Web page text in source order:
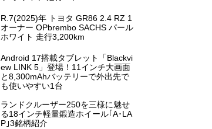
R.7(2025)年 トヨタ GR86 2.4 RZ 1
オーナー OPbrembo SACHS パール
ホワイト 走行3,200km
Android 17搭載タブレット「Blackvi
ew LINK 5」登場！11インチ大画面
と8,300mAhバッテリーで外出先で
も使いやすい1台
ランドクルーザー250を三様に魅せ
る18インチ軽量鍛造ホイール｢A･LA
P｣3銘柄紹介